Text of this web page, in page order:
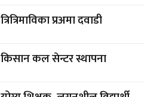
त्रित्रिमाविका प्रअमा दवाडी
किसान कल सेन्टर स्थापना